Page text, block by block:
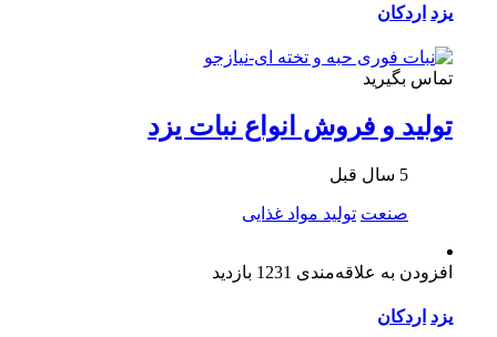
یزد اردکان
تماس بگیرید
تولید و فروش انواع نبات یزد
5 سال قبل
صنعت تولید مواد غذایی
افزودن به علاقه‌مندی 1231 بازدید
یزد اردکان